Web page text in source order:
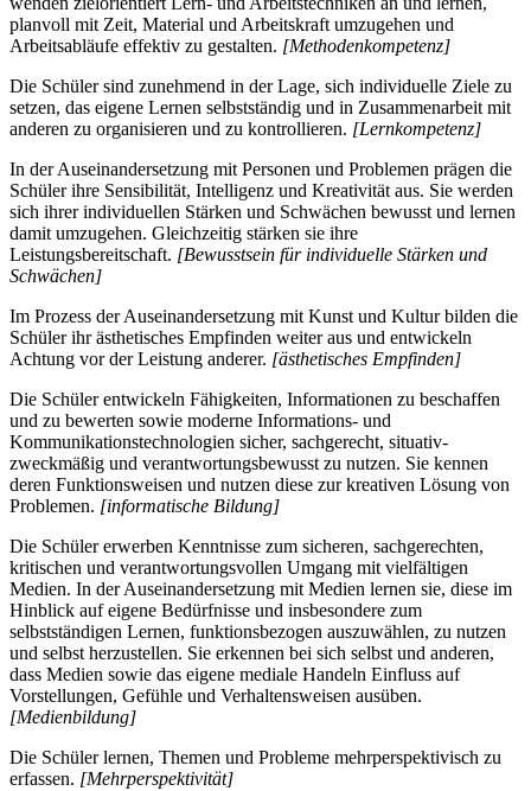
planvoll mit Zeit, Material und Arbeitskraft umzugehen und
Arbeitsabläufe effektiv zu gestalten. [Methodenkompetenz]
Die Schüler sind zunehmend in der Lage, sich individuelle Ziele zu
setzen, das eigene Lernen selbstständig und in Zusammenarbeit mit
anderen zu organisieren und zu kontrollieren. [Lernkompetenz]
In der Auseinandersetzung mit Personen und Problemen prägen die
Schüler ihre Sensibilität, Intelligenz und Kreativität aus. Sie werden
sich ihrer individuellen Stärken und Schwächen bewusst und lernen
damit umzugehen. Gleichzeitig stärken sie ihre
Leistungsbereitschaft. [Bewusstsein für individuelle Stärken und
Schwächen]
Im Prozess der Auseinandersetzung mit Kunst und Kultur bilden die
Schüler ihr ästhetisches Empfinden weiter aus und entwickeln
Achtung vor der Leistung anderer. [ästhetisches Empfinden]
Die Schüler entwickeln Fähigkeiten, Informationen zu beschaffen
und zu bewerten sowie moderne Informations- und
Kommunikationstechnologien sicher, sachgerecht, situativ-
zweckmäßig und verantwortungsbewusst zu nutzen. Sie kennen
deren Funktionsweisen und nutzen diese zur kreativen Lösung von
Problemen. [informatische Bildung]
Die Schüler erwerben Kenntnisse zum sicheren, sachgerechten,
kritischen und verantwortungsvollen Umgang mit vielfältigen
Medien. In der Auseinandersetzung mit Medien lernen sie, diese im
Hinblick auf eigene Bedürfnisse und insbesondere zum
selbstständigen Lernen, funktionsbezogen auszuwählen, zu nutzen
und selbst herzustellen. Sie erkennen bei sich selbst und anderen,
dass Medien sowie das eigene mediale Handeln Einfluss auf
Vorstellungen, Gefühle und Verhaltensweisen ausüben.
[Medienbildung]
Die Schüler lernen, Themen und Probleme mehrperspektivisch zu
erfassen. [Mehrperspektivität]